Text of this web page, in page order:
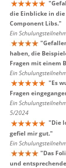
"
die Einblicke in
Component Libs."
Ein
"
haben, die
Fragen mit einem
Ein
"Es
Fragen
Ein
5/2024
"Die
gefiel mir gut."
Ein
"Das
und